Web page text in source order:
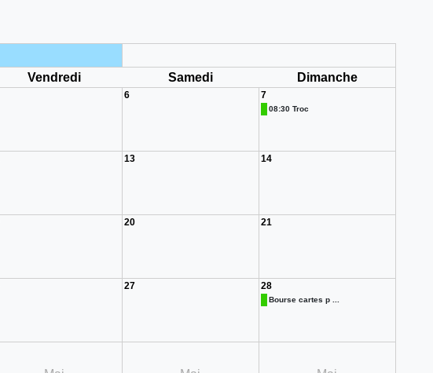
Vendredi Samedi Dimanche
6 7
08:30 Troc
13 14
20 21
27 28
Bourse cartes p ...